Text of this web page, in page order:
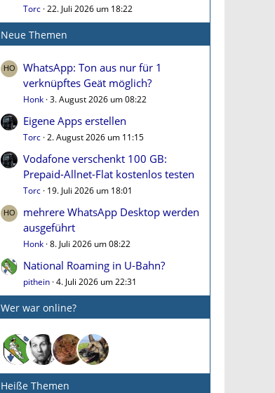
Torc 22. Juli 2026 um 18:22
Neue Themen
WhatsApp: Ton aus nur für 1
verknüpftes Geät möglich?
Honk 3. August 2026 um 08:22
Eigene Apps erstellen
Torc 2. August 2026 um 11:15
Vodafone verschenkt 100 GB:
Prepaid-Allnet-Flat kostenlos testen
Torc 19. Juli 2026 um 18:01
mehrere WhatsApp Desktop werden
ausgeführt
Honk 8. Juli 2026 um 08:22
National Roaming in U-Bahn?
pithein 4. Juli 2026 um 22:31
Wer war online?
Heiße Themen